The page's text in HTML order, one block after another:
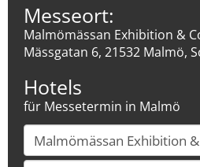
Messeort:
Malmömässan Exhibition &
Mässgatan 6, 21532 Malmö,
Hotels
für Messetermin in Malmö